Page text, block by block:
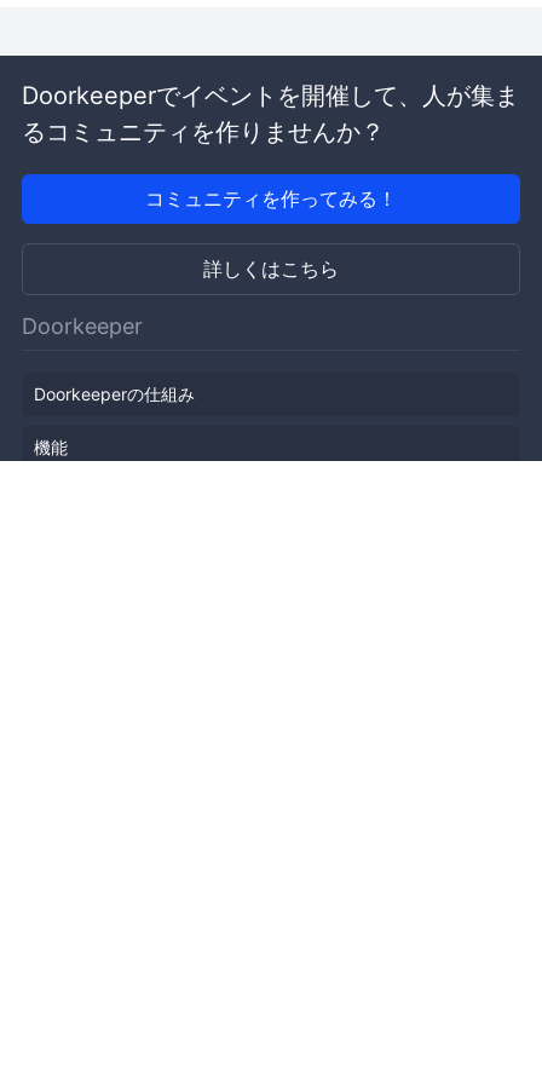
Doorkeeperでイベントを開催して、人が集ま
るコミュニティを作りませんか？
コミュニティを作ってみる！
詳しくはこちら
Doorkeeper
Doorkeeperの仕組み
機能